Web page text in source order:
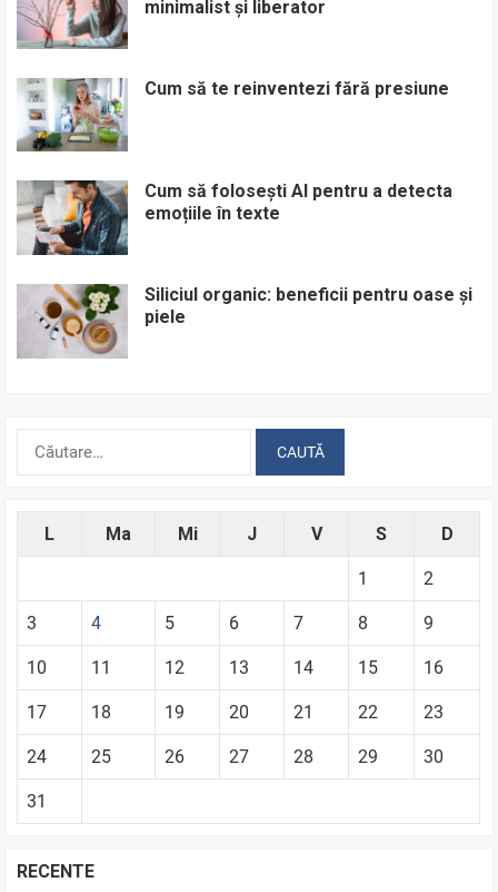
minimalist și liberator
Cum să te reinventezi fără presiune
Cum să folosești AI pentru a detecta
emoțiile în texte
Siliciul organic: beneficii pentru oase și
piele
L Ma Mi J V S D
1 2
3 4 5 6 7 8 9
10 11 12 13 14 15 16
17 18 19 20 21 22 23
24 25 26 27 28 29 30
31
RECENTE